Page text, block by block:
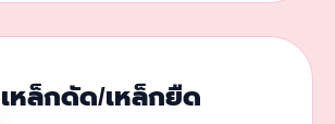
เหล็กดัด/เหล็กยืด